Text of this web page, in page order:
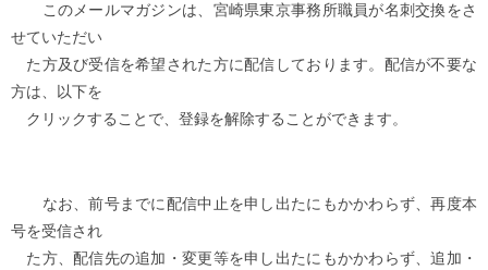
このメールマガジンは、宮崎県東京事務所職員が名刺交換をさ
せていただい
た方及び受信を希望された方に配信しております。配信が不要な
方は、以下を
クリックすることで、登録を解除することができます。
なお、前号までに配信中止を申し出たにもかかわらず、再度本
号を受信され
た方、配信先の追加・変更等を申し出たにもかかわらず、追加・